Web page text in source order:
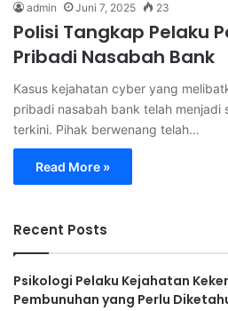
admin Juni 7, 2025 23
Polisi Tangkap Pelaku
Pribadi Nasabah Bank
Kasus kejahatan cyber yang
pribadi nasabah bank telah menjadi
terkini. Pihak berwenang telah…
Read More »
Recent Posts
Psikologi Pelaku Kejahatan
Pembunuhan yang Perlu